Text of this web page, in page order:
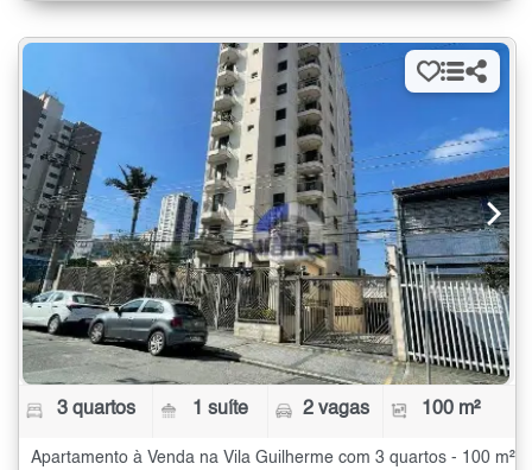
3 quartos 1 suíte 2 vagas 100 m²
Apartamento à Venda na Vila Guilherme com 3 quartos - 100 m²